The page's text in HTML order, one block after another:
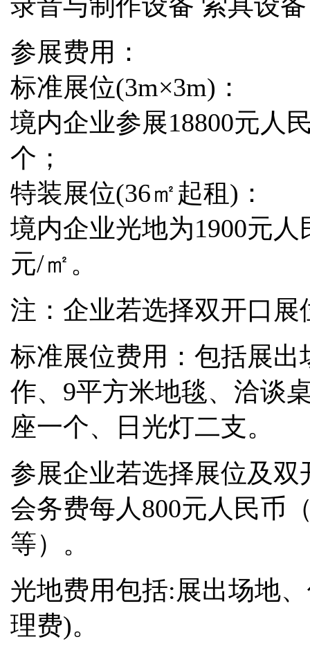
参展费用：
标准展位(3m×3m)：
境内企业参展18800元人
个；
特装展位(36㎡起租)：
境内企业光地为1900元
元/㎡。
注：企业若选择双开口展
标准展位费用：包括展出
作、9平方米地毯、洽谈
座一个、日光灯二支。
参展企业若选择展位及双
会务费每人800元人民币
等）。
光地费用包括:展出场地
理费)。